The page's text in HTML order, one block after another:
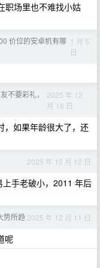
职场里也不难找小姑
价位的安卓机有哪 1 月 5
日
不要彩礼，
2025 年 12
月 18 日
，如果年龄很大了，还
2025 年 12 月 12 日
手老破小，2011 年后
势所趋 2025 年 12 月 11 日
呢